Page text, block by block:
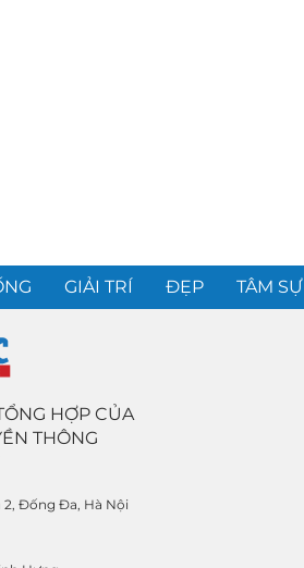
GIẢI TRÍ ĐẸP TÂM SỰ
HỢP CỦA
THÔNG
2, Đống Đa, Hà Nội